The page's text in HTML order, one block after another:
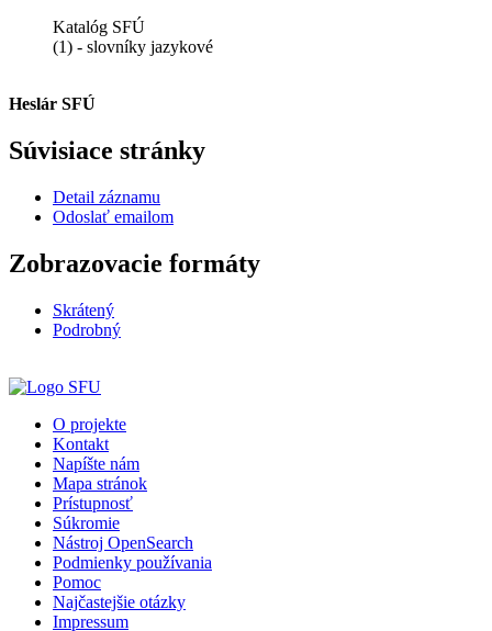
Katalóg SFÚ
(1) - slovníky jazykové
Heslár SFÚ
Súvisiace stránky
Detail záznamu
Odoslať emailom
Zobrazovacie formáty
Skrátený
Podrobný
O projekte
Kontakt
Napíšte nám
Mapa stránok
Prístupnosť
Súkromie
Nástroj OpenSearch
Podmienky používania
Pomoc
Najčastejšie otázky
Impressum